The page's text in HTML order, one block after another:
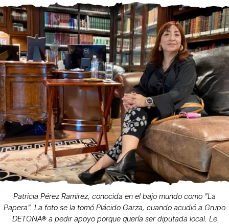
Patricia Pérez Ramírez, conocida en el bajo mundo como "La
Papera". La foto se la tomó Plácido Garza, cuando acudió a Grupo
DETONA® a pedir apoyo porque quería ser diputada local. Le